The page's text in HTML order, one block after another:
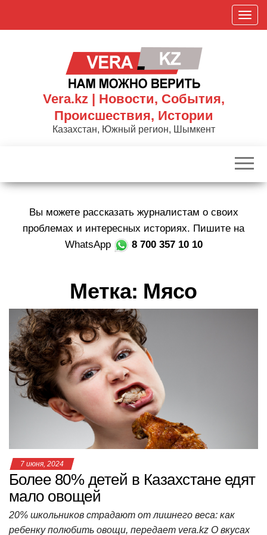
П
о
к
р
Vera.kz | Новости, События,
Происшествия, Истории
Казахстан, Южный регион, Шымкент
Вы можете рассказать журналистам о своих
проблемах и интересных историях. Пишите на
WhatsApp
8 700 357 10 10
Метка: Мясо
7 июня, 2024
Более 80% детей в Казахстане едят
мало овощей
20% школьников страдают от лишнего веса: как
ребенку полюбить овощи, передает vera.kz О вкусах